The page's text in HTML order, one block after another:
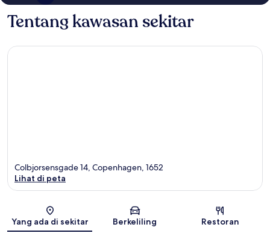
Tentang kawasan sekitar
Peta
Colbjorsensgade 14, Copenhagen, 1652
Lihat di peta
Yang ada di sekitar Berkeliling Restoran